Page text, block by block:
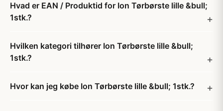
Hvad er EAN / Produktid for Ion Tørbørste lille &bull;
1stk.?
Hvilken kategori tilhører Ion Tørbørste lille &bull;
1stk.?
Hvor kan jeg købe Ion Tørbørste lille &bull; 1stk.?